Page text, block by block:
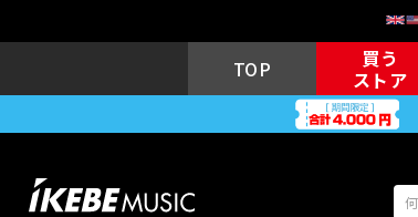
TOP
買う
ストア